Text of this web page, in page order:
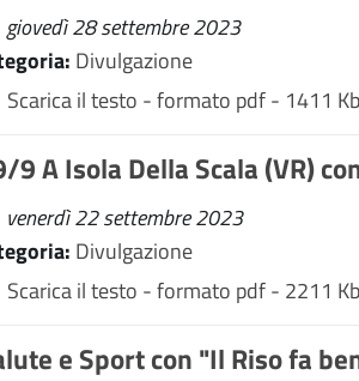
giovedì 28 settembre 2023
Divulgazione
Scarica il testo - formato pdf - 1411 Kb
9 A Isola Della Scala (VR)
venerdì 22 settembre 2023
Divulgazione
Scarica il testo - formato pdf - 2211 Kb
e Sport con "Il Riso fa